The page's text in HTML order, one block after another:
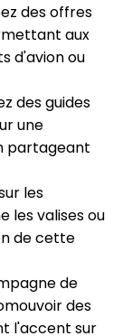
des offres
aux
d'avion ou
des guides
une
partageant
les
les valises ou
de cette
de
des
l'accent sur